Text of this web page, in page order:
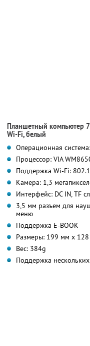
Планшетный компьютер
Wi-Fi, белый
Операционная
Процессор: VIA
Поддержка Wi-Fi:
Камера: 1,3
Интерфейс: DC IN, TF
3,5 мм разъем для
меню
Поддержка E-BOOK
Размеры: 199 мм х
Вес: 384g
Поддержка